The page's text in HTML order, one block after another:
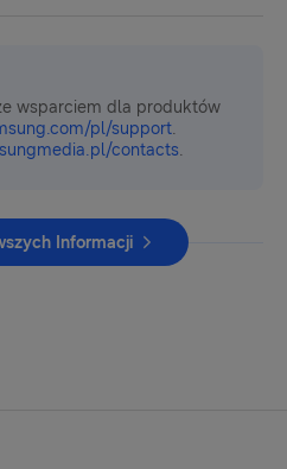
wsparciem dla produktów
pl/support.
contacts.
Informacji